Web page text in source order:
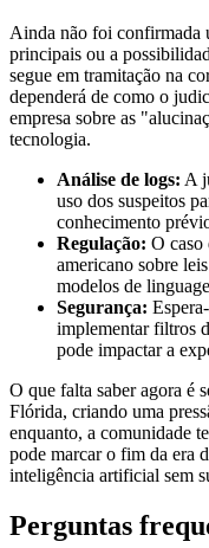
Ainda não foi confirmada
principais ou a
segue em tramitação na
dependerá de como o
empresa sobre as
tecnologia.
Análise de logs: A
uso dos suspeitos
conhecimento
Regulação: O caso
americano sobre
modelos de
Segurança:
implementar filtros
pode impactar a
O que falta saber agora é
Flórida, criando uma
enquanto, a comunidade
pode marcar o fim da era
inteligência artificial sem
Perguntas